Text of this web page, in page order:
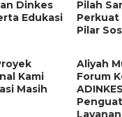
Dinkes
Edukasi
Pilah
Perkuat
Pilar
Kami
Masih
Aliyah
Forum